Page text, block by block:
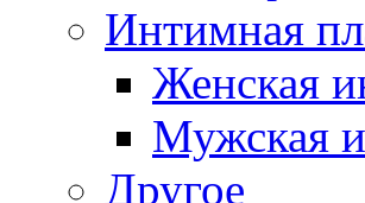
Интимная
Женская
Мужская
Другое